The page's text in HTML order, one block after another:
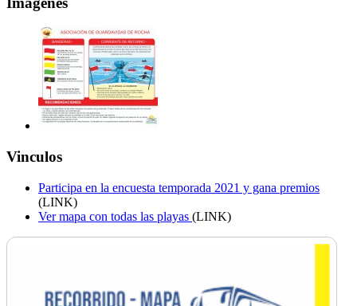
Vinculos
Participa en la encuesta temporada 2021 y gana premios
(LINK)
Ver mapa con todas las playas (LINK)